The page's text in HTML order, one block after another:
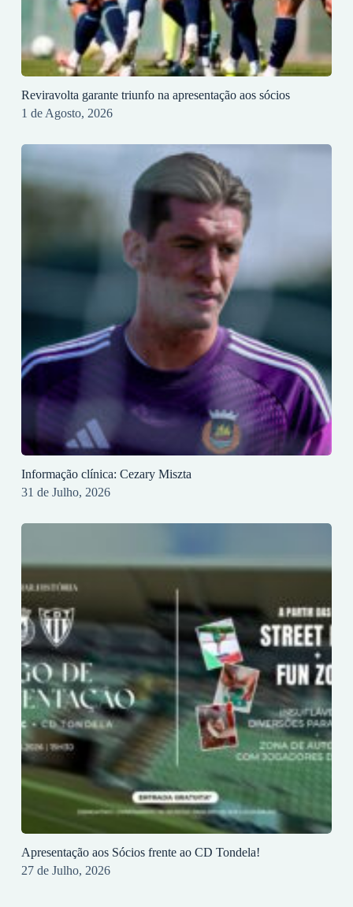
Reviravolta garante triunfo na apresentação aos sócios
1 de Agosto, 2026
Informação clínica: Cezary Miszta
31 de Julho, 2026
Apresentação aos Sócios frente ao CD Tondela!
27 de Julho, 2026